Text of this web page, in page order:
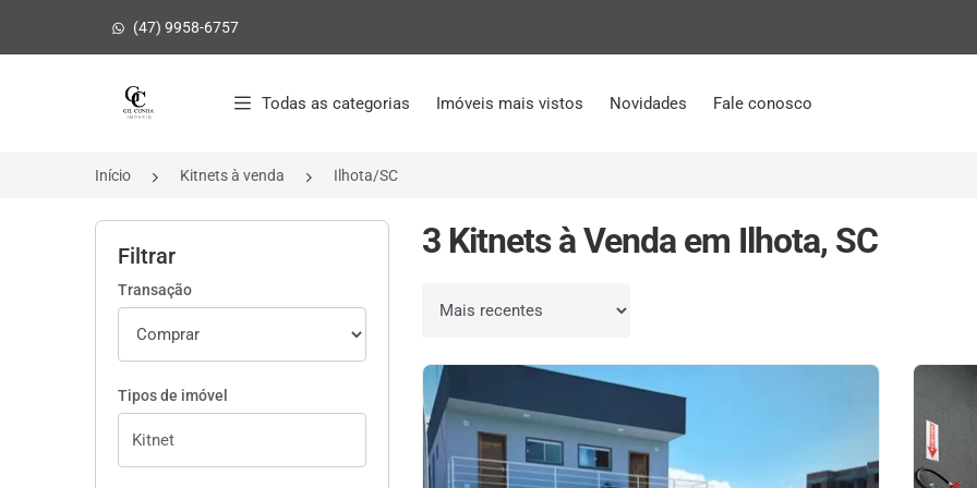
(47) 9958-6757
Página inicial
Todas as categorias Imóveis mais vistos Novidades Fale conosco
Início Kitnets à venda Ilhota/SC
Filtrar
Transação
Tipos de imóvel
3 Kitnets à Venda em Ilhota, SC
Ordenar por